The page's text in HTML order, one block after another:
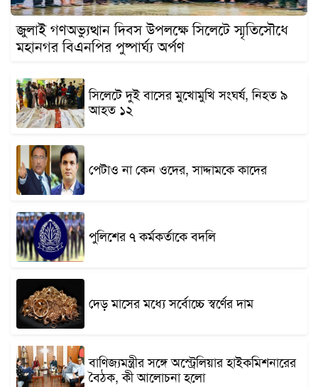
জুলাই গণঅভ্যুত্থান দিবস উপলক্ষে সিলেটে স্মৃতিসৌধে
মহানগর বিএনপির পুষ্পার্ঘ্য অর্পণ
সিলেটে দুই বাসের মুখোমুখি সংঘর্ষ, নিহত ৯
আহত ১২
পেটাও না কেন ওদের, সাদ্দামকে কাদের
পুলিশের ৭ কর্মকর্তাকে বদলি
দেড় মাসের মধ্যে সর্বোচ্চে স্বর্ণের দাম
বাণিজ্যমন্ত্রীর সঙ্গে অস্ট্রেলিয়ার হাইকমিশনারের
বৈঠক, কী আলোচনা হলো